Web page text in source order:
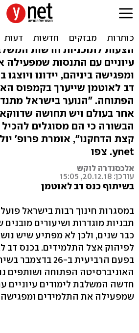
"קשה להיות גזען
מישהו שמכירים"
הצעות לתוכניות חדשות
עיוניים עם התנסות שמפעילה
ומפגישה ביניהם, יידונו
דב לאוטמן שייערך בקמפוס
הפתוחה. "הנוער בישראל
אחר בעולם ויש תחושה
הבשורה כי הם מסוגלים
קצת הדחקנו", אומרת פרופ'
ynet. צפו
אלכסנדרה לוקש
עודכן: 20.12.18, 15:05
בשיתוף כנס דב לאוטמן
במסגרות חינוך רבות בישראל
תבניות מוגדרות ושיעורים
כבר שנים, ולכן לא מפתיע שיש
לפיהוק אצל התלמידים. בכנס דב
בפעם הרביעית ב-26
האוניברסיטה הפתוחה ושותפים
חדשה המשלבת לימודים עיוניים
שמפעילה את התלמידים ומפגישה